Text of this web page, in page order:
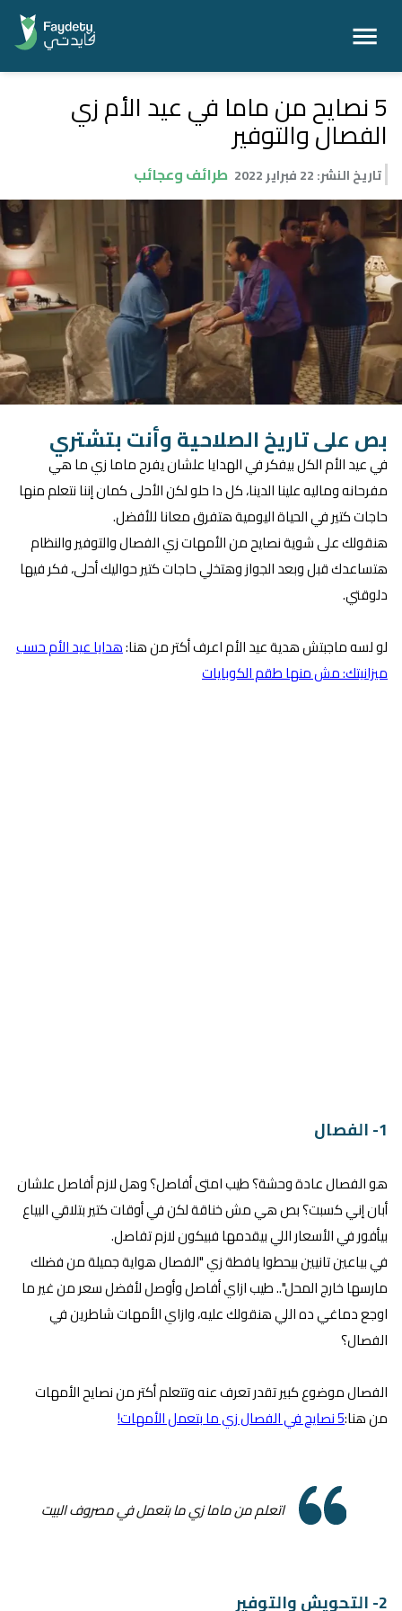
5 نصايح من ماما في عيد الأم زي
الفصال والتوفير
تاريخ النشر:22 فبراير 2022 طرائف وعجائب
بص على تاريخ الصلاحية وأنت بتشتري
في عيد الأم الكل بيفكر في الهدايا علشان يفرح ماما زي ما هي
مفرحانه وماليه علينا الدينا، كل دا حلو لكن الأحلى كمان إننا نتعلم منها
حاجات كتير في الحياة اليومية هتفرق معانا للأفضل.
هنقولك على شوية نصايح من الأمهات زي الفصال والتوفير والنظام
هتساعدك قبل وبعد الجواز وهتخلي حاجات كتير حواليك أحلى، فكر فيها
دلوقتي.
لو لسه ماجبتش هدية عيد الأم اعرف أكتر من هنا:هدايا عيد الأم حسب
ميزانيتك: مش منها طقم الكوبايات
1- الفصال
هو الفصال عادة وحشة؟ طيب امتى أفاصل؟ وهل لازم أفاصل علشان
أبان إني كسبت؟ بص هي مش خناقة لكن في أوقات كتير بتلاقي البياع
بيأفور في الأسعار اللي بيقدمها فبيكون لازم تفاصل.
في بياعين تانيين بيحطوا يافطة زي "الفصال هواية جميلة من فضلك
مارسها خارج المحل".. طيب ازاي أفاصل وأوصل لأفضل سعر من غير ما
اوجع دماغي ده اللي هنقولك عليه، وازاي الأمهات شاطرين في
الفصال؟
الفصال موضوع كبير تقدر تعرف عنه وتتعلم أكتر من نصايح الأمهات
من هنا:5 نصايح في الفصال زي ما بتعمل الأمهات!
اتعلم من ماما زي ما بتعمل في مصروف البيت
2- التحويش والتوفير